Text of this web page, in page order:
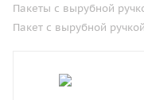
Пакеты с вырубной
Пакет с вырубной